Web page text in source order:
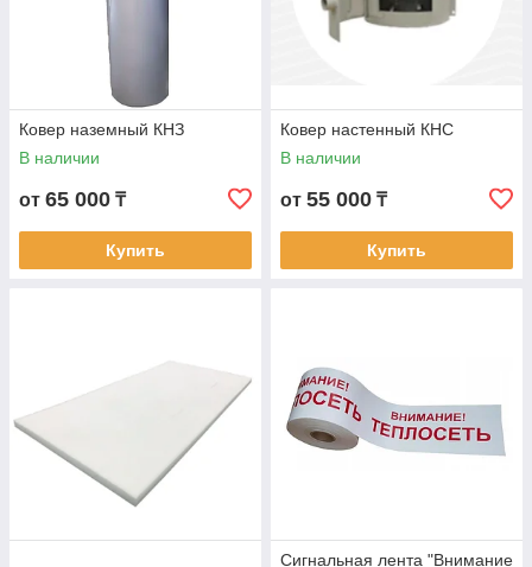
Ковер наземный КНЗ
В наличии
от 65 000 ₸
Купить
Ковер настенный КНС
В наличии
от 55 000 ₸
Купить
Сигнальная лента "Внимание